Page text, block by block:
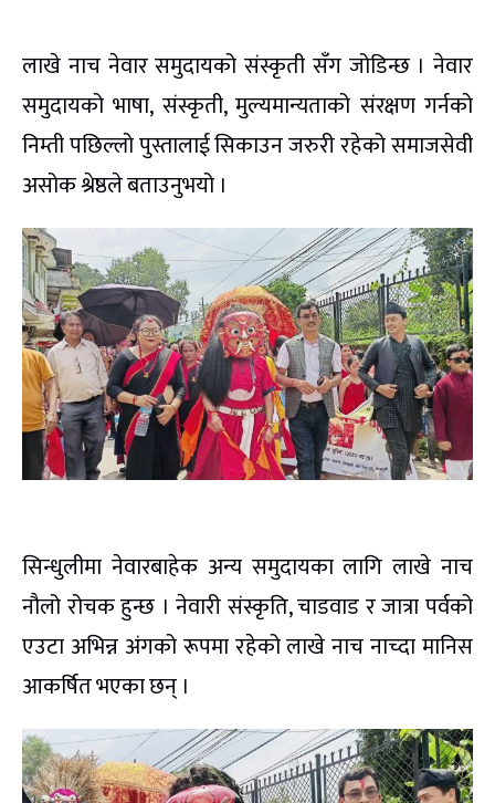
लाखे नाच नेवार समुदायको संस्कृती सँग जोडिन्छ । नेवार
समुदायको भाषा, संस्कृती, मुल्यमान्यताको संरक्षण गर्नको
निम्ती पछिल्लो पुस्तालाई सिकाउन जरुरी रहेको समाजसेवी
असोक श्रेष्ठले बताउनुभयो ।
सिन्धुलीमा नेवारबाहेक अन्य समुदायका लागि लाखे नाच
नौलो रोचक हुन्छ । नेवारी संस्कृति, चाडवाड र जात्रा पर्वको
एउटा अभिन्न अंगको रूपमा रहेको लाखे नाच नाच्दा मानिस
आकर्षित भएका छन् ।